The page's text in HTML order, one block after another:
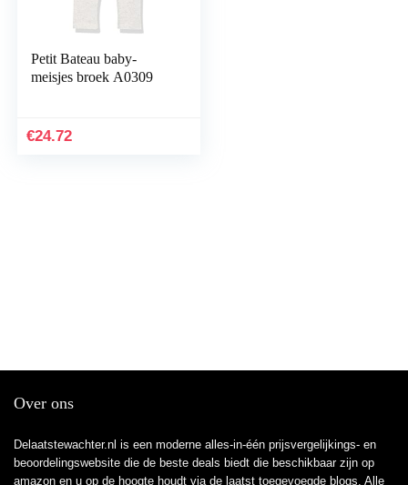
Petit Bateau baby-
meisjes broek A0309
€24.72
Over ons
Delaatstewachter.nl is een moderne alles-in-één prijsvergelijkings- en
beoordelingswebsite die de beste deals biedt die beschikbaar zijn op
amazon en u op de hoogte houdt via de laatst toegevoegde blogs. Alle